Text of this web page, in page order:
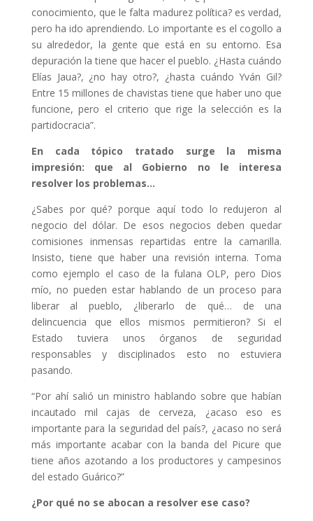
conocimiento, que le falta madurez política? es verdad,
pero ha ido aprendiendo. Lo importante es el cogollo a
su alrededor, la gente que está en su entorno. Esa
depuración la tiene que hacer el pueblo. ¿Hasta cuándo
Elías Jaua?, ¿no hay otro?, ¿hasta cuándo Yván Gil?
Entre 15 millones de chavistas tiene que haber uno que
funcione, pero el criterio que rige la selección es la
partidocracia”.
En cada tópico tratado surge la misma
impresión: que al Gobierno no le interesa
resolver los problemas…
¿Sabes por qué? porque aquí todo lo redujeron al
negocio del dólar. De esos negocios deben quedar
comisiones inmensas repartidas entre la camarilla.
Insisto, tiene que haber una revisión interna. Toma
como ejemplo el caso de la fulana OLP, pero Dios
mío, no pueden estar hablando de un proceso para
liberar al pueblo, ¿liberarlo de qué… de una
delincuencia que ellos mismos permitieron? Si el
Estado tuviera unos órganos de seguridad
responsables y disciplinados esto no estuviera
pasando.
“Por ahí salió un ministro hablando sobre que habían
incautado mil cajas de cerveza, ¿acaso eso es
importante para la seguridad del país?, ¿acaso no será
más importante acabar con la banda del Picure que
tiene años azotando a los productores y campesinos
del estado Guárico?”
¿Por qué no se abocan a resolver ese caso?